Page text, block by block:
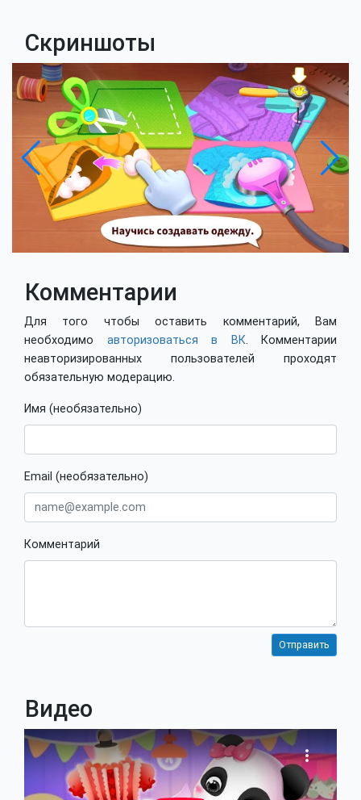
Скриншоты
Комментарии
Для того чтобы оставить комментарий, Вам
необходимо авторизоваться в ВК. Комментарии
неавторизированных пользователей проходят
обязательную модерацию.
Имя (необязательно)
Email (необязательно)
Комментарий
Видео